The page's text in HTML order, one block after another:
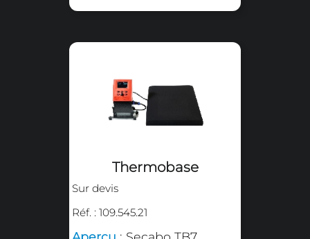
Adaptateur pour
Sur devis
Aperçu: Adaptateur pour